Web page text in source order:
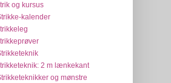
og kursus
kalender
2 m lænkekant
og mønstre